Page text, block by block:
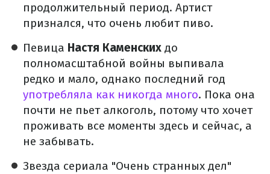
продолжительный период. Артист
признался, что очень любит пиво.
Певица Настя Каменских до
полномасштабной войны выпивала
редко и мало, однако последний год
употребляла как никогда много. Пока она
почти не пьет алкоголь, потому что хочет
проживать все моменты здесь и сейчас, а
не забывать.
Звезда сериала "Очень странных дел"